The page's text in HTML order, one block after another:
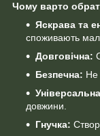
Чому варто
Яскрава та
споживають
Довговічна:
Безпечна: Не
довжини.
Гнучка: